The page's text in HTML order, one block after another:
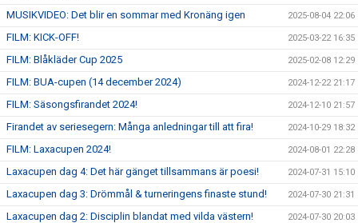
MUSIKVIDEO: Det blir en sommar med Kronäng igen 2025-08-04 22:06
FILM: KICK-OFF! 2025-03-22 16:35
FILM: Blåkläder Cup 2025 2025-02-08 12:29
FILM: BUA-cupen (14 december 2024) 2024-12-22 21:17
FILM: Säsongsfirandet 2024! 2024-12-10 21:57
Firandet av seriesegern: Många anledningar till att fira! 2024-10-29 18:32
FILM: Laxacupen 2024! 2024-08-01 22:28
Laxacupen dag 4: Det här gänget tillsammans är poesi! 2024-07-31 15:10
Laxacupen dag 3: Drömmål & turneringens finaste stund! 2024-07-30 21:31
Laxacupen dag 2: Disciplin blandat med vilda västern! 2024-07-30 20:03